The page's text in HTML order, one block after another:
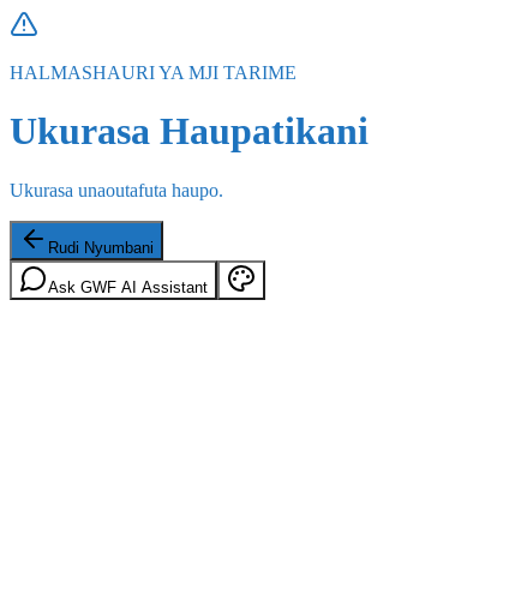
HALMASHAURI YA MJI TARIME
Ukurasa Haupatikani
Ukurasa unaoutafuta haupo.
Rudi Nyumbani
Ask GWF AI Assistant